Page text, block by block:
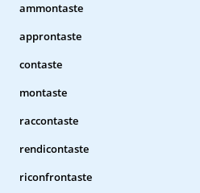
ammontaste
approntaste
contaste
montaste
raccontaste
rendicontaste
riconfrontaste